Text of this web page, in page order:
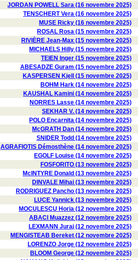
JORDAN POWELL Sara (16 novembre 2025)
TENSCHERT Vera (16 novembre 2025)
MUSE Ricky (16 novembre 2025)
ROSAL Rosa (15 novembre 2025)
RIVIÈRE Jean-Max (15 novembre 2025)
MICHAELS Hilly (15 novembre 2025)
TEIEN Inger (15 novembre 2025)
ABESADZE Guram (15 novembre 2025)
KASPERSEN Kjell (15 novembre 2025)
BOHM Hark (14 novembre 2025)
KAUSHAL Kamini (14 novembre 2025)
NORRES Lasse (14 novembre 2025)
SEKHAR V. (14 novembre 2025)
POLO Encarnita (14 novembre 2025)
McGRATH Dan (14 novembre 2025)
SNIDER Todd (14 novembre 2025)
AGRAFIOTIS Démosthène (14 novembre 2025)
EGOLF Louise (14 novembre 2025)
FOSFORITO (13 novembre 2025)
McINTYRE Donald (13 novembre 2025)
DINVALE Mihai (13 novembre 2025)
RODRIGUEZ Pancho (13 novembre 2025)
LUCE Yannick (13 novembre 2025)
MOCULESCU Horia (12 novembre 2025)
ABACI Muazzez (12 novembre 2025)
LEXMANN Juraj (12 novembre 2025)
MENGISTEAB Bereket (12 novembre 2025)
LORENZO Jorge (12 novembre 2025)
BLOOM George (12 novembre 2025)